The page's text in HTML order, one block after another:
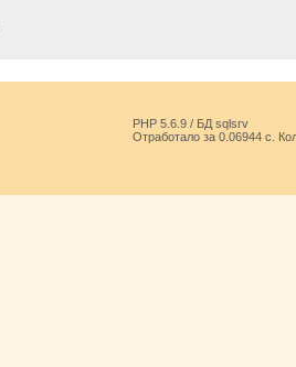
PHP 5.6.9 / БД sqlsrv
Отработало за 0.06944 с.